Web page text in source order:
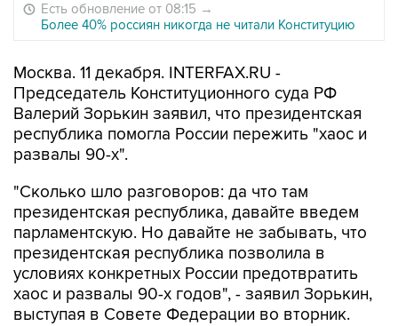
Есть обновление от 08:15 →
Более 40% россиян никогда не читали Конституцию
Москва. 11 декабря. INTERFAX.RU -
Председатель Конституционного суда РФ
Валерий Зорькин заявил, что президентская
республика помогла России пережить "хаос и
развалы 90-х".
"Сколько шло разговоров: да что там
президентская республика, давайте введем
парламентскую. Но давайте не забывать, что
президентская республика позволила в
условиях конкретных России предотвратить
хаос и развалы 90-х годов", - заявил Зорькин,
выступая в Совете Федерации во вторник.